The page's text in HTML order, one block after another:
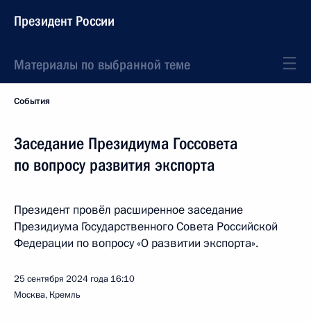
Президент России
Материалы по выбранной теме
События
Заседание Президиума Госсовета
по вопросу развития экспорта
Президент провёл расширенное заседание
Президиума Государственного Совета Российской
Федерации по вопросу «О развитии экспорта».
25 сентября 2024 года 16:10
Москва, Кремль